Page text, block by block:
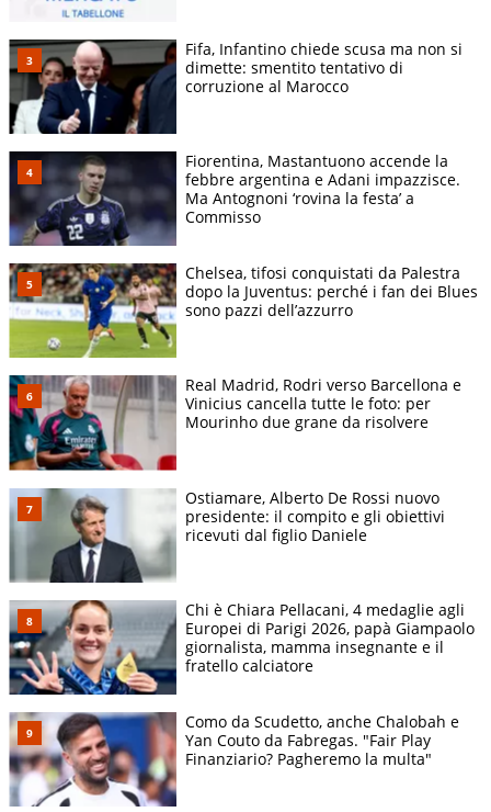
Fifa, Infantino chiede scusa ma non si
dimette: smentito tentativo di
corruzione al Marocco
Fiorentina, Mastantuono accende la
febbre argentina e Adani impazzisce.
Ma Antognoni ‘rovina la festa’ a
Commisso
Chelsea, tifosi conquistati da Palestra
dopo la Juventus: perché i fan dei Blues
sono pazzi dell’azzurro
Real Madrid, Rodri verso Barcellona e
Vinicius cancella tutte le foto: per
Mourinho due grane da risolvere
Ostiamare, Alberto De Rossi nuovo
presidente: il compito e gli obiettivi
ricevuti dal figlio Daniele
Chi è Chiara Pellacani, 4 medaglie agli
Europei di Parigi 2026, papà Giampaolo
giornalista, mamma insegnante e il
fratello calciatore
Como da Scudetto, anche Chalobah e
Yan Couto da Fabregas. "Fair Play
Finanziario? Pagheremo la multa"